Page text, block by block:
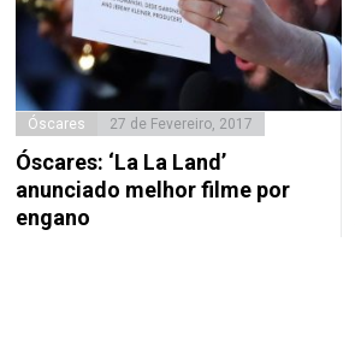
Óscares 27 de Fevereiro, 2017
Óscares: ‘La La Land’
anunciado melhor filme por
engano